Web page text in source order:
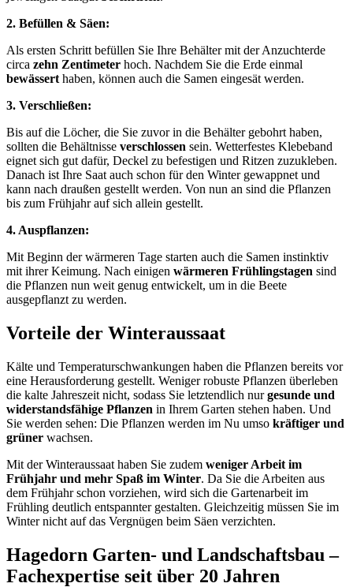
2. Befüllen & Säen:
Als ersten Schritt befüllen Sie Ihre Behälter mit der Anzuchterde
circa zehn Zentimeter hoch. Nachdem Sie die Erde einmal
bewässert haben, können auch die Samen eingesät werden.
3. Verschließen:
Bis auf die Löcher, die Sie zuvor in die Behälter gebohrt haben,
sollten die Behältnisse verschlossen sein. Wetterfestes Klebeband
eignet sich gut dafür, Deckel zu befestigen und Ritzen zuzukleben.
Danach ist Ihre Saat auch schon für den Winter gewappnet und
kann nach draußen gestellt werden. Von nun an sind die Pflanzen
bis zum Frühjahr auf sich allein gestellt.
4. Auspflanzen:
Mit Beginn der wärmeren Tage starten auch die Samen instinktiv
mit ihrer Keimung. Nach einigen wärmeren Frühlingstagen sind
die Pflanzen nun weit genug entwickelt, um in die Beete
ausgepflanzt zu werden.
Vorteile der Winteraussaat
Kälte und Temperaturschwankungen haben die Pflanzen bereits vor
eine Herausforderung gestellt. Weniger robuste Pflanzen überleben
die kalte Jahreszeit nicht, sodass Sie letztendlich nurgesunde und
widerstandsfähige Pflanzen in Ihrem Garten stehen haben. Und
Sie werden sehen: Die Pflanzen werden im Nu umso kräftiger und
grüner wachsen.
Mit der Winteraussaat haben Sie zudem weniger Arbeit im
Frühjahr und mehr Spaß im Winter. Da Sie die Arbeiten aus
dem Frühjahr schon vorziehen, wird sich die Gartenarbeit im
Frühling deutlich entspannter gestalten. Gleichzeitig müssen Sie im
Winter nicht auf das Vergnügen beim Säen verzichten.
Hagedorn Garten- und Landschaftsbau –
Fachexpertise seit über 20 Jahren